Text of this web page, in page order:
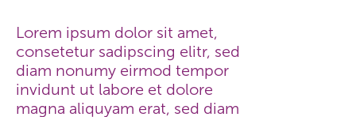
Lorem ipsum dolor sit amet,
consetetur sadipscing elitr, sed
diam nonumy eirmod tempor
invidunt ut labore et dolore
magna aliquyam erat, sed diam